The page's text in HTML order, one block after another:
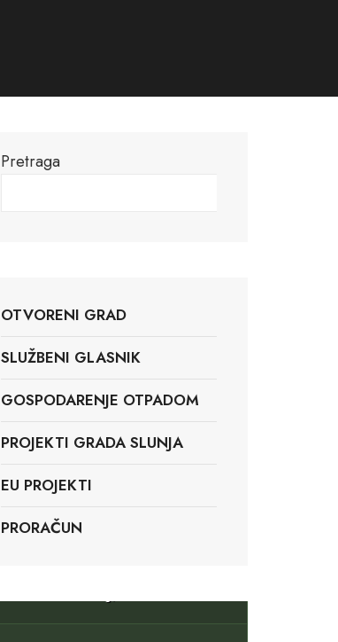
Pretraga
OTVORENI GRAD
SLUŽBENI GLASNIK
GOSPODARENJE OTPADOM
PROJEKTI GRADA SLUNJA
EU PROJEKTI
PRORAČUN